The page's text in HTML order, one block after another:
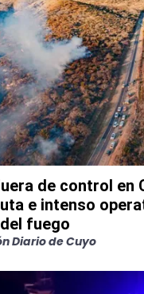
de control en
e intenso
fuego
Diario de Cuyo